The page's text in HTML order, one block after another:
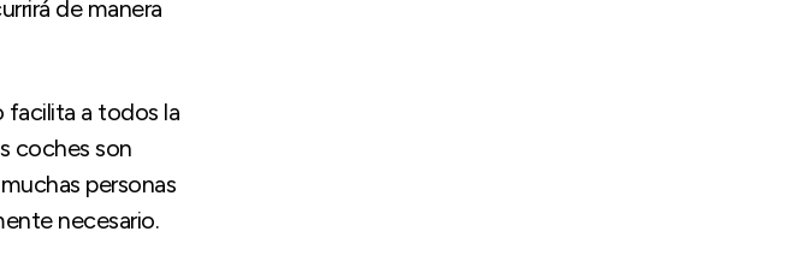
de manera
facilita a todos la
coches son
personas
necesario.